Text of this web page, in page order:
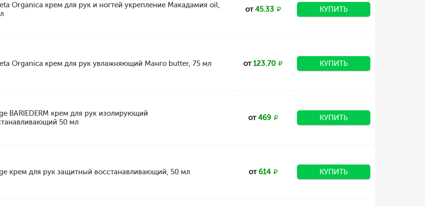
Organica крем для рук и ногтей укрепление Макадамия oil,
от45.33 КУПИТЬ
Organica крем для рук увлажняющий Манго butter, 75 мл от123.70 КУПИТЬ
BARIEDERM крем для рук изолирующий
50 мл
от469 КУПИТЬ
крем для рук защитный восстанавливающий, 50 мл от614 КУПИТЬ